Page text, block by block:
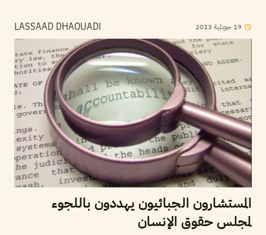
LASSAAD DHAOUADI 19 جويلية 2013
المستشارون الجبائيون يهددون باللجوء
لمجلس حقوق الإنسان